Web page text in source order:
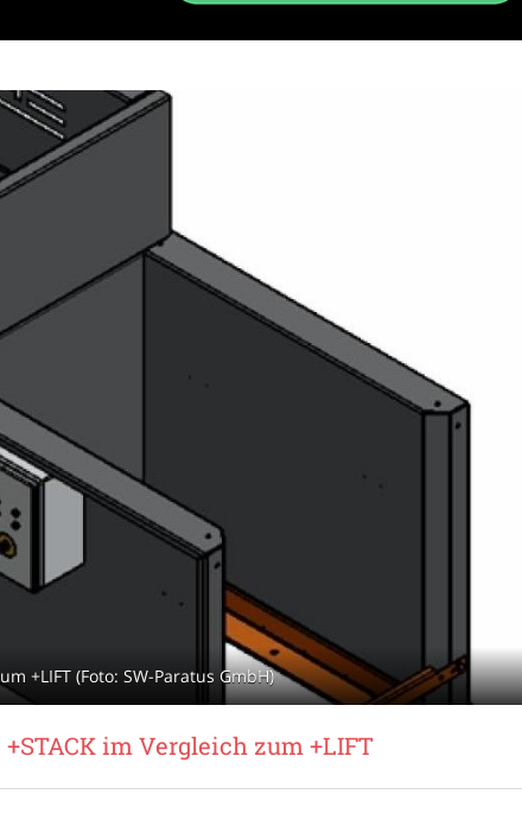
+LIFT (Foto: SW-Paratus GmbH)
im Vergleich zum +LIFT